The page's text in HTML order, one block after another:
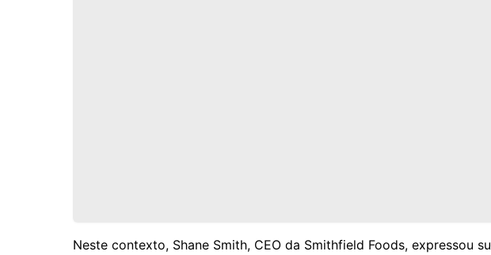
Neste contexto, Shane Smith, CEO da Smithfield Foods, expressou